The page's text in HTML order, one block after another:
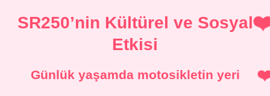
SR250’nin Kültürel ve Sosyal
Etkisi
Günlük yaşamda motosikletin yeri